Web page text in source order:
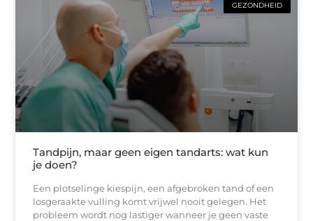
GEZONDHEID
Tandpijn, maar geen eigen tandarts: wat kun
je doen?
Een plotselinge kiespijn, een afgebroken tand of een
losgeraakte vulling komt vrijwel nooit gelegen. Het
probleem wordt nog lastiger wanneer je geen vaste